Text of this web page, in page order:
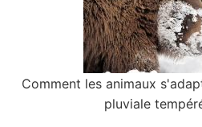
Comment les animaux
pluviale